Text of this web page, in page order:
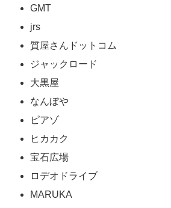
GMT
jrs
質屋さんドットコム
ジャックロード
大黒屋
なんぼや
ピアゾ
ヒカカク
宝石広場
ロデオドライブ
MARUKA